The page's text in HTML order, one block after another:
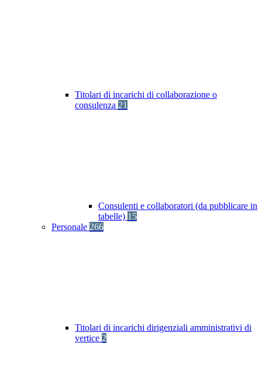
Titolari di incarichi di collaborazione o
consulenza 21
Consulenti e collaboratori (da pubblicare in
tabelle) 15
Personale 266
Titolari di incarichi dirigenziali amministrativi di
vertice 2